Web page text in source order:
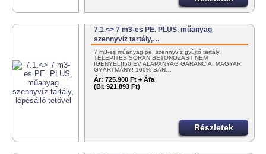
7.1.<> 7 m3-es PE. PLUS, műanyag
szennyvíz tartály,…
7 m3-es műanyag pe. szennyvíz gyűjtő tartály.
TELEPÍTÉS SORÁN BETONOZÁST NEM
IGÉNYEL!!50 ÉV ALAPANYAG GARANCIA! MAGYAR
GYÁRTMÁNY! 100%-BAN…
Ár: 725.900 Ft + Áfa
(Br. 921.893 Ft)
Részletek